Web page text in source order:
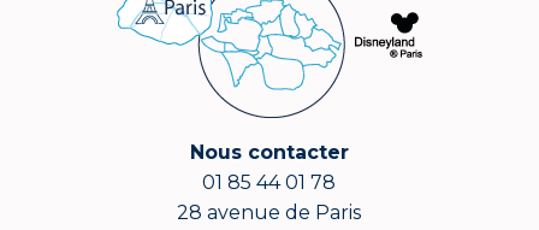
Nous contacter
01 85 44 01 78
28 avenue de Paris